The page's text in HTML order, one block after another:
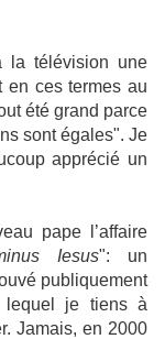
la télévision une
en ces termes au
été grand parce
sont égales". Je
apprécié un
pape l’affaire
Iesus": un
publiquement
lequel je tiens à
Jamais, en 2000